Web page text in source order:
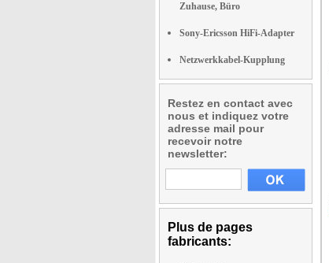
Zuhause, Büro
Sony-Ericsson HiFi-Adapter
Netzwerkkabel-Kupplung
Restez en contact avec
nous et indiquez votre
adresse mail pour
recevoir notre
newsletter:
Plus de pages
fabricants: